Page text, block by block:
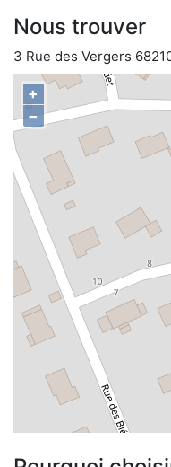
Nous trouver
3 Rue des Vergers
+
−